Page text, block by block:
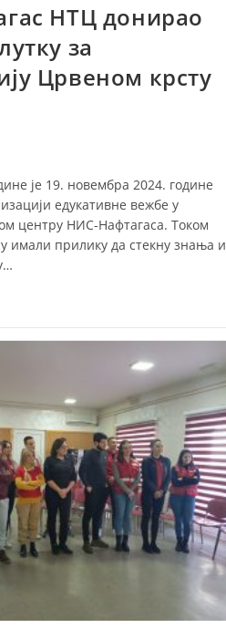
НТЦ донирао
за
Црвеном крсту
је 19. новембра 2024. године
едукативне вежбе у
центру НИС-Нафтагаса. Током
имали прилику да стекну знања и